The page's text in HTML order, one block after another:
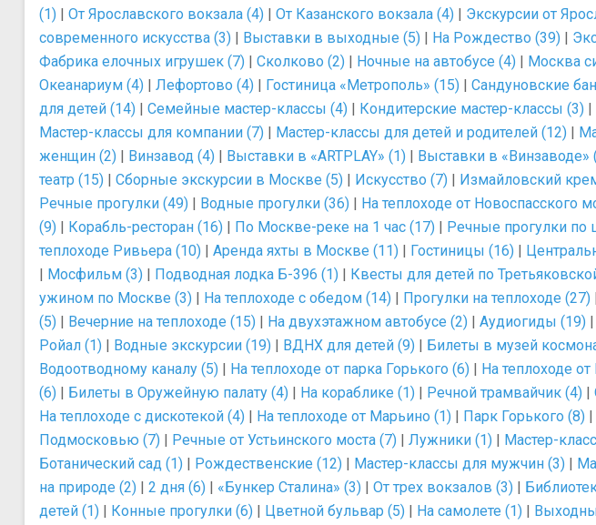
(1) | От Ярославского вокзала (4) | От Казанского вокзала (4) | Экскурсии от
современного искусства (3) | Выставки в выходные (5) | На Рождество (39) |
Фабрика елочных игрушек (7) | Сколково (2) | Ночные на автобусе (4) | Москва
Океанариум (4) | Лефортово (4) | Гостиница «Метрополь» (15) | Сандуновские
для детей (14) | Семейные мастер-классы (4) | Кондитерские мастер-классы (3) |
Мастер-классы для компании (7) | Мастер-классы для детей и родителей (12) |
женщин (2) | Винзавод (4) | Выставки в «ARTPLAY» (1) | Выставки в «Винзаводе»
театр (15) | Сборные экскурсии в Москве (5) | Искусство (7) | Измайловский
Речные прогулки (49) | Водные прогулки (36) | На теплоходе от Новоспасского
(9) | Корабль-ресторан (16) | По Москве-реке на 1 час (17) | Речные прогулки по
теплоходе Ривьера (10) | Аренда яхты в Москве (11) | Гостиницы (16) |
| Мосфильм (3) | Подводная лодка Б-396 (1) | Квесты для детей по
ужином по Москве (3) | На теплоходе с обедом (14) | Прогулки на теплоходе (27) |
(5) | Вечерние на теплоходе (15) | На двухэтажном автобусе (2) | Аудиогиды (19) |
Ройал (1) | Водные экскурсии (19) | ВДНХ для детей (9) | Билеты в музей
Водоотводному каналу (5) | На теплоходе от парка Горького (6) | На теплоходе
(6) | Билеты в Оружейную палату (4) | На кораблике (1) | Речной трамвайчик (4) |
На теплоходе с дискотекой (4) | На теплоходе от Марьино (1) | Парк Горького (8) |
Подмосковью (7) | Речные от Устьинского моста (7) | Лужники (1) | Мастер-
Ботанический сад (1) | Рождественские (12) | Мастер-классы для мужчин (3) |
на природе (2) | 2 дня (6) | «Бункер Сталина» (3) | От трех вокзалов (3) |
детей (1) | Конные прогулки (6) | Цветной бульвар (5) | На самолете (1) |